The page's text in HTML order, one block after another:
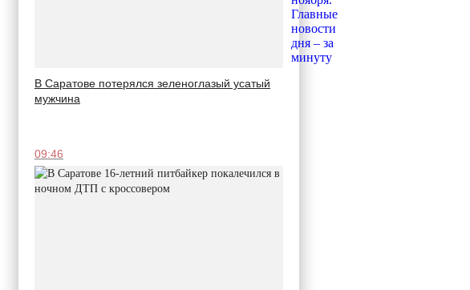
В Саратове потерялся зеленоглазый усатый
мужчина
09:46